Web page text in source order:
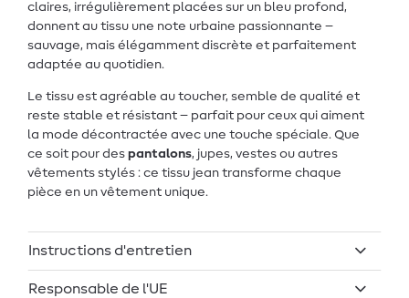
claires, irrégulièrement placées sur un bleu profond,
donnent au tissu une note urbaine passionnante –
sauvage, mais élégamment discrète et parfaitement
adaptée au quotidien.
Le tissu est agréable au toucher, semble de qualité et
reste stable et résistant – parfait pour ceux qui aiment
la mode décontractée avec une touche spéciale. Que
ce soit pour des pantalons, jupes, vestes ou autres
vêtements stylés : ce tissu jean transforme chaque
pièce en un vêtement unique.
Instructions d'entretien
Responsable de l'UE